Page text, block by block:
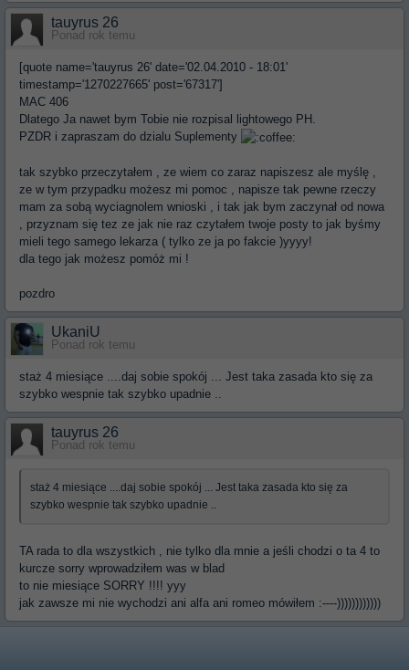
tauyrus 26
Ponad rok temu
[quote name='tauyrus 26' date='02.04.2010 - 18:01'
timestamp='1270227665' post='67317']
MAC 406
Dlatego Ja nawet bym Tobie nie rozpisal lightowego PH.
PZDR i zapraszam do dzialu Suplementy
tak szybko przeczytałem , ze wiem co zaraz napiszesz ale myślę ,
ze w tym przypadku możesz mi pomoc , napisze tak pewne rzeczy
mam za sobą wyciagnolem wnioski , i tak jak bym zaczynał od nowa
, przyznam się tez ze jak nie raz czytałem twoje posty to jak byśmy
mieli tego samego lekarza ( tylko ze ja po fakcie )yyyy!
dla tego jak możesz pomóż mi !
pozdro
UkaniU
Ponad rok temu
staż 4 miesiące ....daj sobie spokój ... Jest taka zasada kto się za
szybko wespnie tak szybko upadnie ..
tauyrus 26
Ponad rok temu
staż 4 miesiące ....daj sobie spokój ... Jest taka zasada kto się za
szybko wespnie tak szybko upadnie ..
TA rada to dla wszystkich , nie tylko dla mnie a jeśli chodzi o ta 4 to
kurcze sorry wprowadziłem was w blad
to nie miesiące SORRY !!!! yyy
jak zawsze mi nie wychodzi ani alfa ani romeo mówiłem :----))))))))))))